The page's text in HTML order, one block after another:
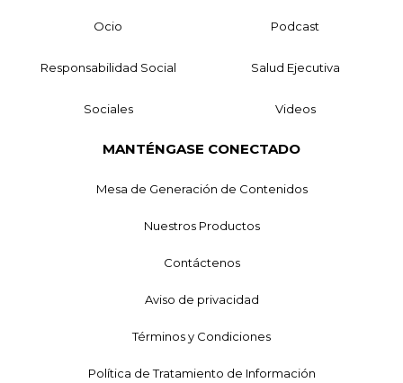
Ocio Podcast
Responsabilidad Social Salud Ejecutiva
Sociales Videos
MANTÉNGASE CONECTADO
Mesa de Generación de Contenidos
Nuestros Productos
Contáctenos
Aviso de privacidad
Términos y Condiciones
Política de Tratamiento de Información